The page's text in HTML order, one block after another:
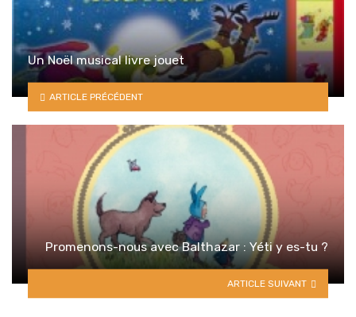
Un Noël musical livre jouet
ARTICLE PRÉCÉDENT
Promenons-nous avec Balthazar : Yéti y es-tu ?
ARTICLE SUIVANT